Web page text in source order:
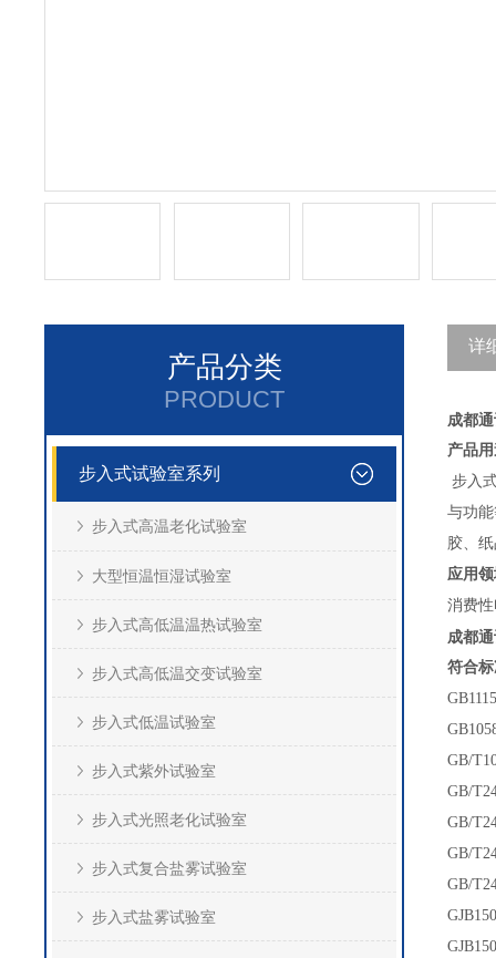
产品分类
PRODUCT
步入式试验室系列
步入式高温老化试验室
大型恒温恒湿试验室
步入式高低温温热试验室
步入式高低温交变试验室
步入式低温试验室
步入式紫外试验室
步入式光照老化试验室
步入式复合盐雾试验室
步入式盐雾试验室
详
成都
产品
步入
与功
胶、
应用
消费
成都
符合
GB/
GB/
GB/
GB/
GB/